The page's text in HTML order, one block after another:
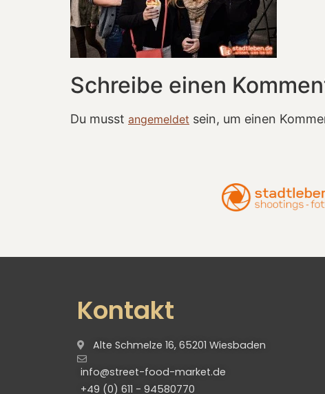
Schreibe einen
Du musst angemeldet sein, um einen
Kontakt
Alte Schmelze 16, 65201 Wiesbaden
info@street-food-market.de
+49 (0) 611 - 94580770